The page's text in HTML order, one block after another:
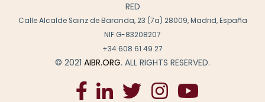
RED
Calle Alcalde Sainz de Baranda, 23 (7a) 28009, Madrid, España
NIF.G-83208207
+34 608 61 49 27
© 2021 AIBR.ORG. ALL RIGHTS RESERVED.